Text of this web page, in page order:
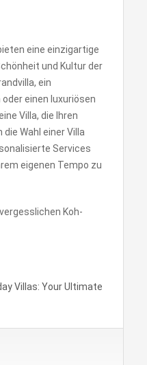
eine einzigartige
und Kultur der
ein
einen luxuriösen
Villa, die Ihren
Wahl einer Villa
Services
eigenen Tempo zu
Koh-
Villas: Your Ultimate